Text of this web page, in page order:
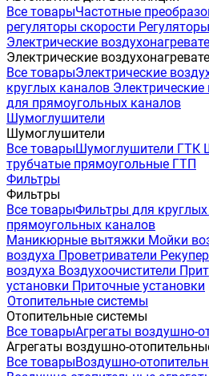
Все товарыЧастотные
регуляторы скорости
Электрические
Электрические
Все товарыЭлектрические
круглых каналов Электрические
для прямоугольных каналов
Шумоглушители
Шумоглушители
Все товарыШумоглушители ГТК
трубчатые прямоугольные ГТП
Фильтры
Фильтры
Все товарыФильтры для
прямоугольных каналов
Маникюрные вытяжки Мойки
воздуха Проветриватели
воздуха Воздухоочистители
установки Приточные установки
Отопительные системы
Отопительные системы
Все товарыАгрегаты воздушно-
Агрегаты воздушно-
Все товарыВоздушно-